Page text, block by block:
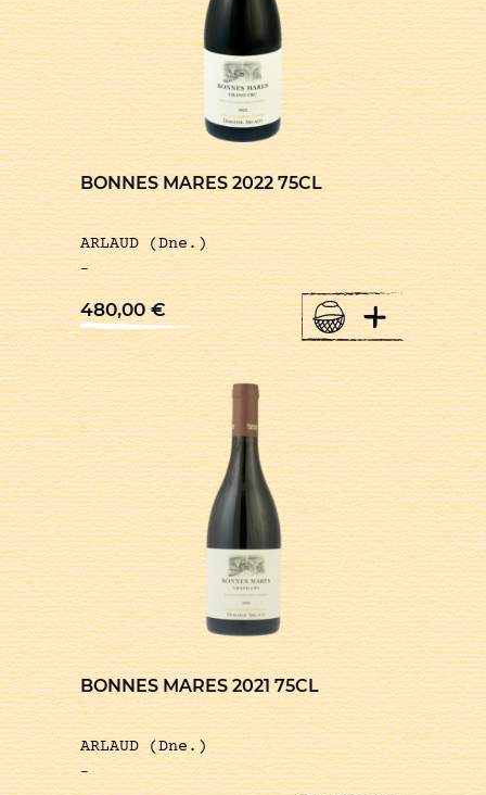
BONNES MARES 2022 75CL
ARLAUD (Dne.)
-
480,00€ +
BONNES MARES 2021 75CL
ARLAUD (Dne.)
-